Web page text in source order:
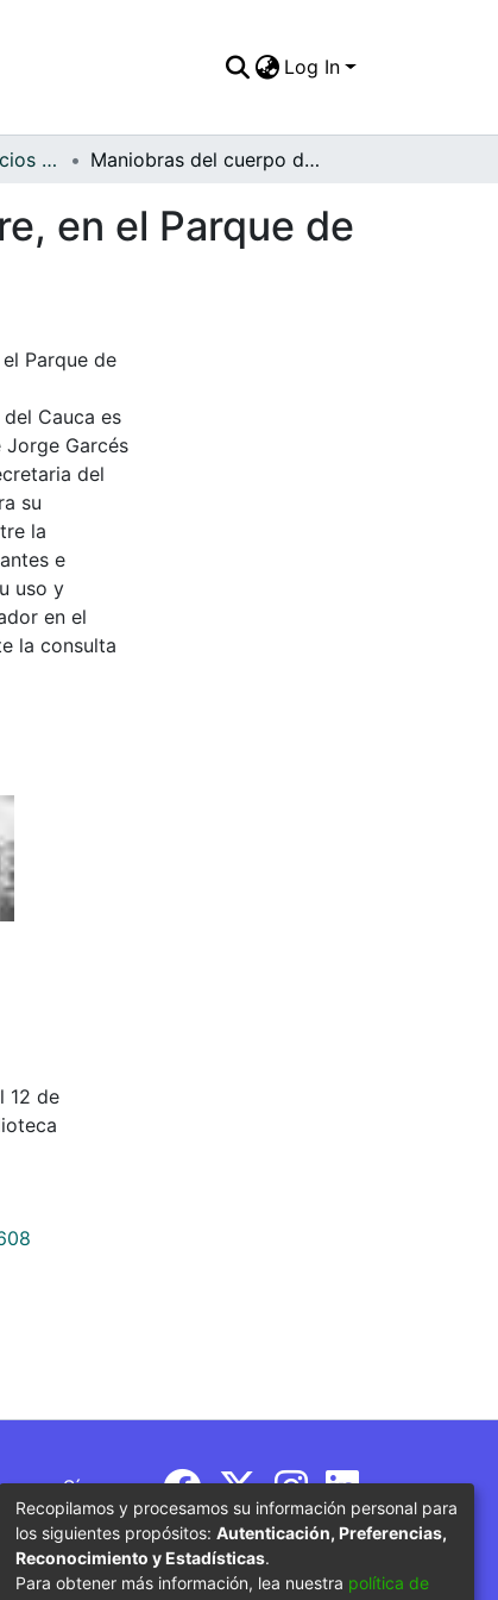
Log In
APFFVC - Los Servicios Públicos - Patrimonial Maniobras del cuerpo de bomberos el 12 de octubre, en el Parque de Cayzedo
en el Parque de
Parque de
Cauca es
Garcés
del
su
la
e
uso y
en el
la consulta
12 de
Síguenos
Recopilamos y procesamos su información personal para
los siguientes propósitos: Autenticación, Preferencias,
Reconocimiento y Estadísticas.
Para obtener más información, lea nuestra política de